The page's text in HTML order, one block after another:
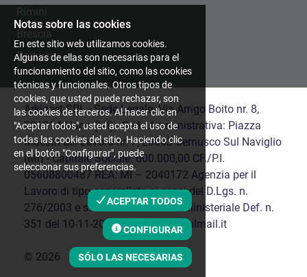
Rimini
Brescia
Padova
Arkigest SRL - Sede Legale: Via Arrigo Boito nr. 8,
20121 Milano (MI) - Sede Amministrativa: Piazza
Maestri del Lavoro nr. 7, 20063 Cernusco Sul Naviglio
(MI) - Capitale Sociale: 600.000,00 CF./P.I.
05608800487 REA: MI – 2040172 Agenzia per il
Lavoro di tipo generalista ai sensi del D.Lgs. n.
276/2003 e s.m.i Autorizzazione Ministeriale Def. n.
351 del 10-11-2016 | arkigest@legalmail.it
© 2026
Notas sobre las cookies
En este sitio web utilizamos cookies.
Algunas de ellas son necesarias para el
funcionamiento del sitio, como las cookies
técnicas y funcionales. Otros tipos de
cookies, que usted puede rechazar, son
las cookies de terceros. Al hacer clic en
"Aceptar todos", usted acepta el uso de
todas las cookies del sitio. Haciendo clic
en el botón "Configurar", puede
seleccionar sus preferencias.
ACEPTAR TODOS
CONFIGURAR
SÓLO LAS NECESARIAS